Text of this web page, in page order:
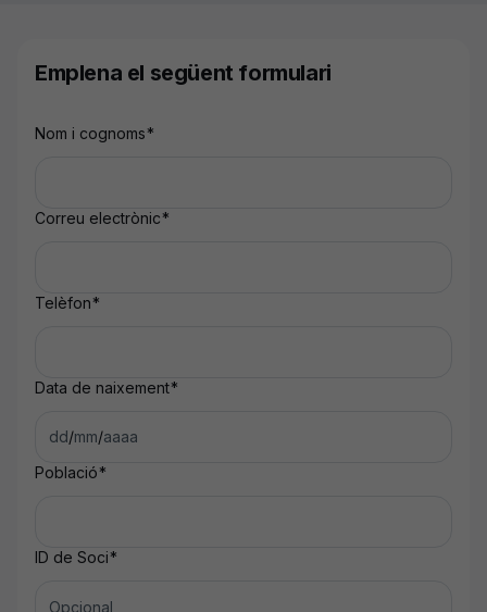
Emplena el següent formulari
Nom i cognoms*
Correu electrònic*
Telèfon*
Data de naixement*
dd/mm/aaaa
Població*
ID de Soci*